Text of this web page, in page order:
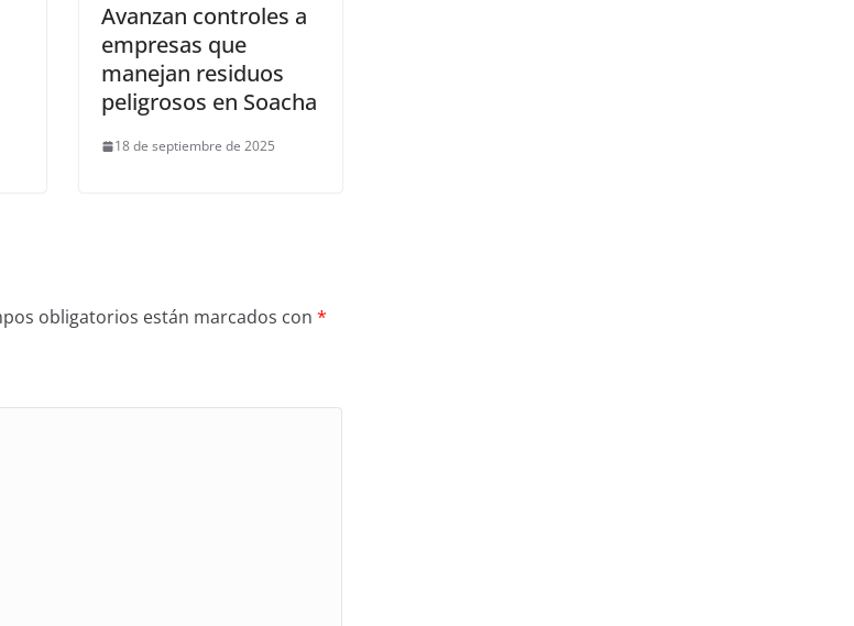
Avanzan controles a
empresas que
manejan residuos
peligrosos en Soacha
18 de septiembre de 2025
obligatorios están marcados con *